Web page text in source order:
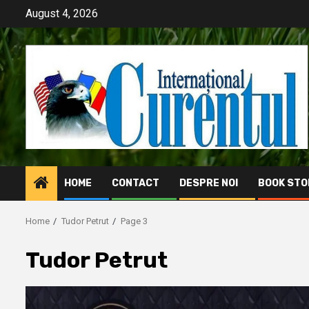
content
August 4, 2026
HOME CONTACT DESPRE NOI BOOK
Home Tudor Petrut Page 3
Tudor Petrut